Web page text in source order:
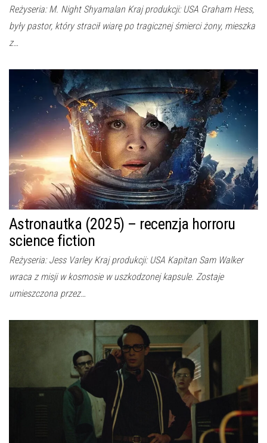
Reżyseria: M. Night Shyamalan Kraj produkcji: USA Graham Hess,
były pastor, który stracił wiarę po tragicznej śmierci żony, mieszka
z…
Astronautka (2025) – recenzja horroru
science fiction
Reżyseria: Jess Varley Kraj produkcji: USA Kapitan Sam Walker
wraca z misji w kosmosie w uszkodzonej kapsule. Zostaje
umieszczona przez…